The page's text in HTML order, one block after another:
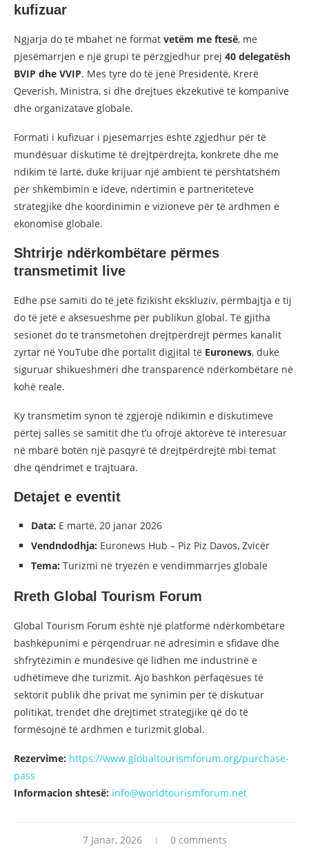
kufizuar
Ngjarja do të mbahet në format vetëm me ftesë, me
pjesëmarrjen e një grupi të përzgjedhur prej 40 delegatësh
BVIP dhe VVIP. Mes tyre do të jenë Presidentë, Krerë
Qeverish, Ministra, si dhe drejtues ekzekutivë të kompanive
dhe organizatave globale.
Formati i kufizuar i pjesëmarrjes është zgjedhur për të
mundësuar diskutime të drejtpërdrejta, konkrete dhe me
ndikim të lartë, duke krijuar një ambient të përshtatshëm
për shkëmbimin e ideve, ndërtimin e partneriteteve
strategjike dhe koordinimin e vizioneve për të ardhmen e
ekonomisë globale.
Shtrirje ndërkombëtare përmes
transmetimit live
Edhe pse samiti do të jetë fizikisht ekskluziv, përmbajtja e tij
do të jetë e aksesueshme për publikun global. Të gjitha
sesionet do të transmetohen drejtpërdrejt përmes kanalit
zyrtar në YouTube dhe portalit digjital të Euronews, duke
siguruar shikueshmëri dhe transparencë ndërkombëtare në
kohë reale.
Ky transmetim synon të zgjerojë ndikimin e diskutimeve
përtej sallës së samitit dhe t’u ofrojë aktorëve të interesuar
në mbarë botën një pasqyrë të drejtpërdrejtë mbi temat
dhe qëndrimet e trajtuara.
Detajet e eventit
Data: E martë, 20 janar 2026
Vendndodhja: Euronews Hub – Piz Piz Davos, Zvicër
Tema: Turizmi në tryezën e vendimmarrjes globale
Rreth Global Tourism Forum
Global Tourism Forum është një platformë ndërkombëtare
bashkëpunimi e përqendruar në adresimin e sfidave dhe
shfrytëzimin e mundësive që lidhen me industrinë e
udhëtimeve dhe turizmit. Ajo bashkon përfaqësues të
sektorit publik dhe privat me synimin për të diskutuar
politikat, trendet dhe drejtimet strategjike që do të
formësojnë të ardhmen e turizmit global.
Rezervime: https://www.globaltourismforum.org/purchase-
pass
Informacion shtesë: info@worldtourismforum.net
7 Janar, 2026 0 comments